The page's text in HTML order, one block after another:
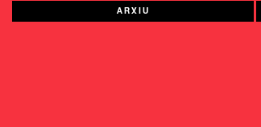
ARXIU